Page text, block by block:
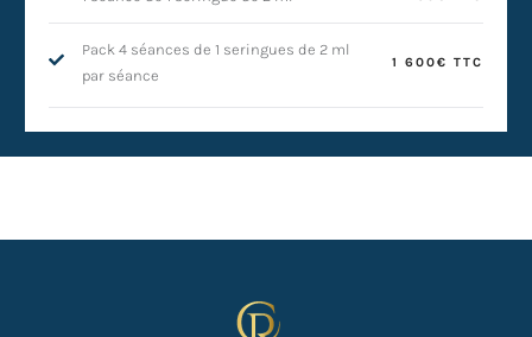
Pack 4 séances de 1 seringues de 2 ml
par séance
1 600€ TTC